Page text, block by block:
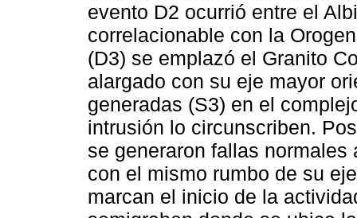
evento D2 ocurrió entre el
correlacionable con la
(D3) se emplazó el Granito
alargado con su eje mayor
generadas (S3) en el
intrusión lo circunscriben.
se generaron fallas
con el mismo rumbo de su
marcan el inicio de la